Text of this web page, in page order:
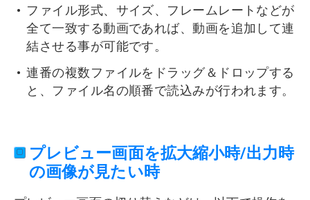
ファイル形式、サイズ、フレームレートなどが
全て一致する動画であれば、動画を追加して連
結させる事が可能です。
連番の複数ファイルをドラッグ＆ドロップする
と、ファイル名の順番で読込みが行われます。
プレビュー画面を拡大縮小時/出力時
の画像が見たい時